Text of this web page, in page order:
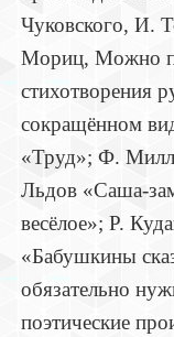
Чуковского, И.
Мориц, Можно
стихотворения
сокращённом
«Труд»; Ф.
Льдов «Саша-
весёлое»; Р.
«Бабушкины
обязательно
поэтические